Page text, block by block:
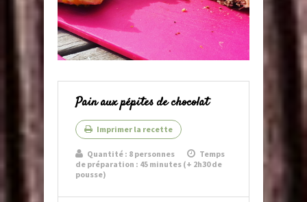
Pain aux pépites de chocolat
Imprimer la recette
Quantité : 8 personnes
Temps
de préparation : 45 minutes (+ 2h30 de
pousse)